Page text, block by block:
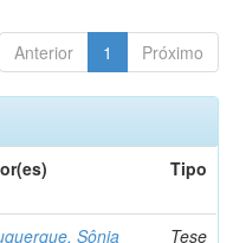
Anterior 1 Próximo
Tipo
Sônia Tese